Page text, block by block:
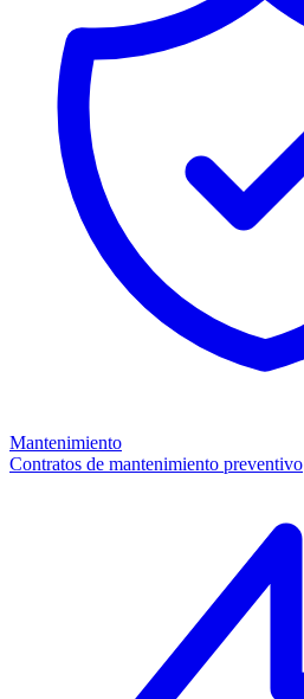
Mantenimiento
Contratos de mantenimiento preventivo